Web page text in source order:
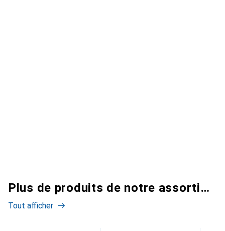
Plus de produits de notre assortiment
Tout afficher